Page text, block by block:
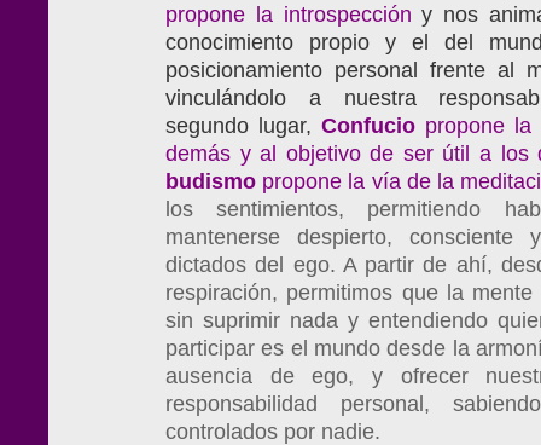
propone la introspección y nos
conocimiento propio y el del
posicionamiento personal frente al
vinculándolo a nuestra
segundo lugar,Confucio propone
demás y al objetivo de ser útil a los
budismo propone la vía de la
los sentimientos, permitiendo
mantenerse despierto,
dictados del ego. A partir de ahí,
respiración, permitimos que la
sin suprimir nada y entendiendo
participar es el mundo desde la
ausencia de ego, y ofrecer
responsabilidad personal,
controlados por nadie.